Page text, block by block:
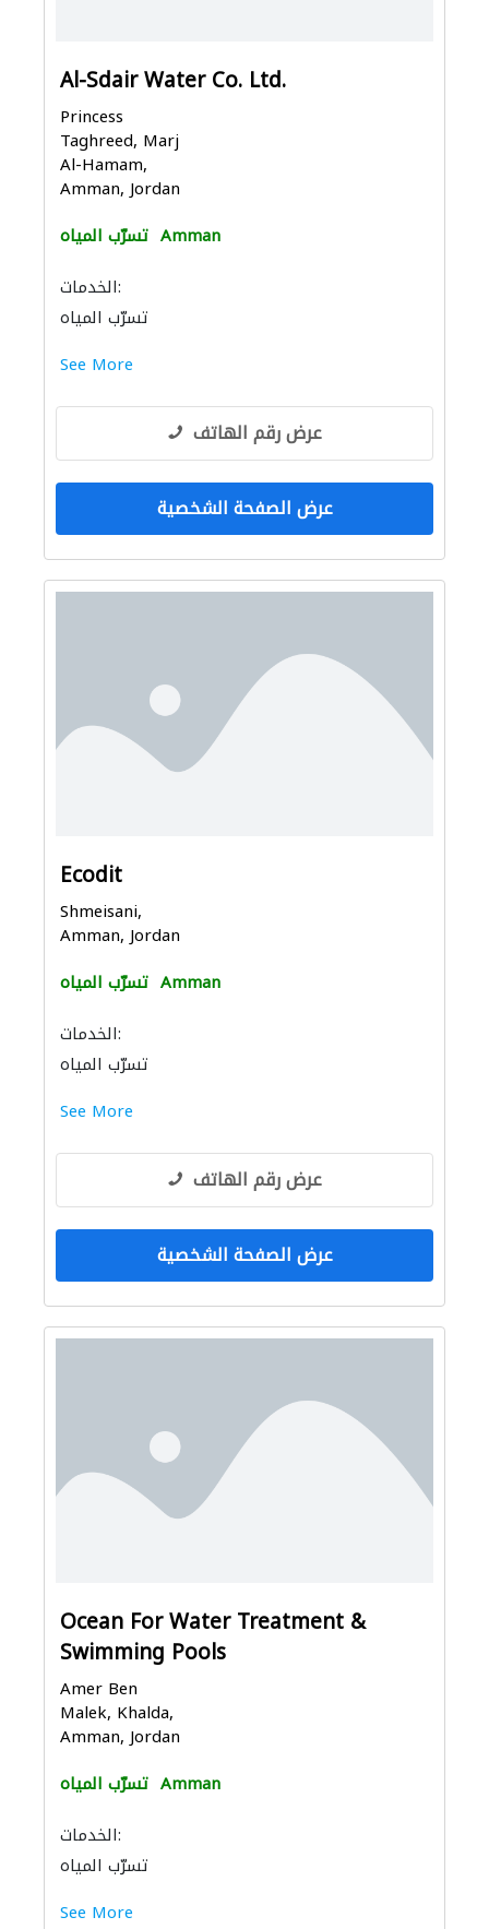
Al-Sdair Water Co. Ltd.
Princess
Taghreed, Marj
Al-Hamam,
Amman, Jordan
تسرّب المياه Amman
الخدمات:
تسرّب المياه
See More
عرض رقم الهاتف
عرض الصفحة الشخصية
Ecodit
Shmeisani,
Amman, Jordan
تسرّب المياه Amman
الخدمات:
تسرّب المياه
See More
عرض رقم الهاتف
عرض الصفحة الشخصية
Ocean For Water Treatment &
Swimming Pools
Amer Ben
Malek, Khalda,
Amman, Jordan
تسرّب المياه Amman
الخدمات:
تسرّب المياه
See More